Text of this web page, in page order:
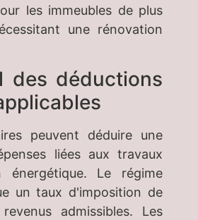
les immeubles de plus
une rénovation
des déductions
peuvent déduire une
liées aux travaux
énergétique. Le régime
un taux d'imposition de
admissibles. Les